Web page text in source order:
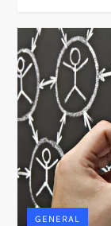
GENERAL